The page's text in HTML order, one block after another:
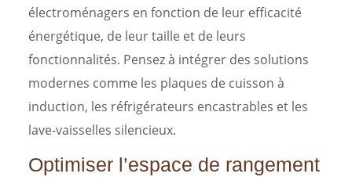
électroménagers en fonction de leur efficacité
énergétique, de leur taille et de leurs
fonctionnalités. Pensez à intégrer des solutions
modernes comme les plaques de cuisson à
induction, les réfrigérateurs encastrables et les
lave-vaisselles silencieux.
Optimiser l’espace de rangement